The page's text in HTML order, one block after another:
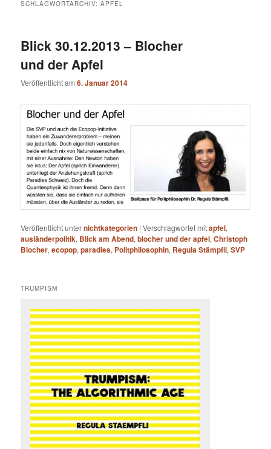
SCHLAGWORTARCHIV:APFEL
Blick 30.12.2013 – Blocher
und der Apfel
Veröffentlicht am6. Januar 2014
Veröffentlicht unternichtkategorien |Verschlagwortet mitapfel,
ausländerpolitik, Blick am Abend,blocher und der apfel,Christoph
Blocher,ecopop,paradies, Politphilosophin, Regula Stämpfli,SVP
TRUMPISM